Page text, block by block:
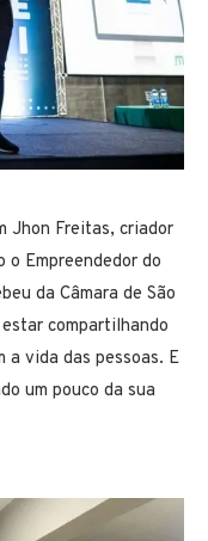
Jhon Freitas, criador
Empreendedor do
da Câmara de São
compartilhando
vida das pessoas. E
um pouco da sua